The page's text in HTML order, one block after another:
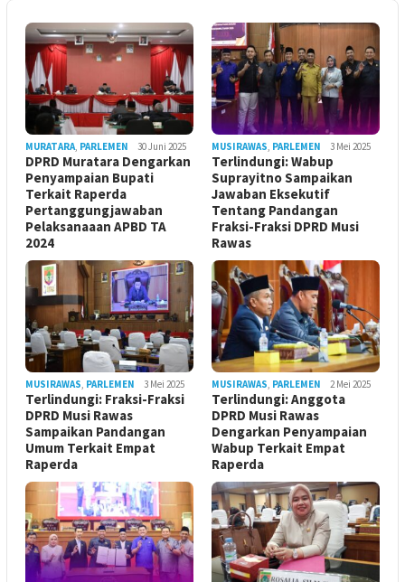
MURATARA PARLEMEN 30 Juni 2025
DPRD Muratara Dengarkan
Penyampaian Bupati
Terkait Raperda
Pertanggungjawaban
Pelaksanaaan APBD TA
2024
MUSIRAWAS PARLEMEN 3 Mei 2025
Terlindungi: Wabup
Suprayitno Sampaikan
Jawaban Eksekutif
Tentang Pandangan
Fraksi-Fraksi DPRD Musi
Rawas
MUSIRAWAS PARLEMEN 3 Mei 2025
Terlindungi: Fraksi-Fraksi
DPRD Musi Rawas
Sampaikan Pandangan
Umum Terkait Empat
Raperda
MUSIRAWAS PARLEMEN 2 Mei 2025
Terlindungi: Anggota
DPRD Musi Rawas
Dengarkan Penyampaian
Wabup Terkait Empat
Raperda